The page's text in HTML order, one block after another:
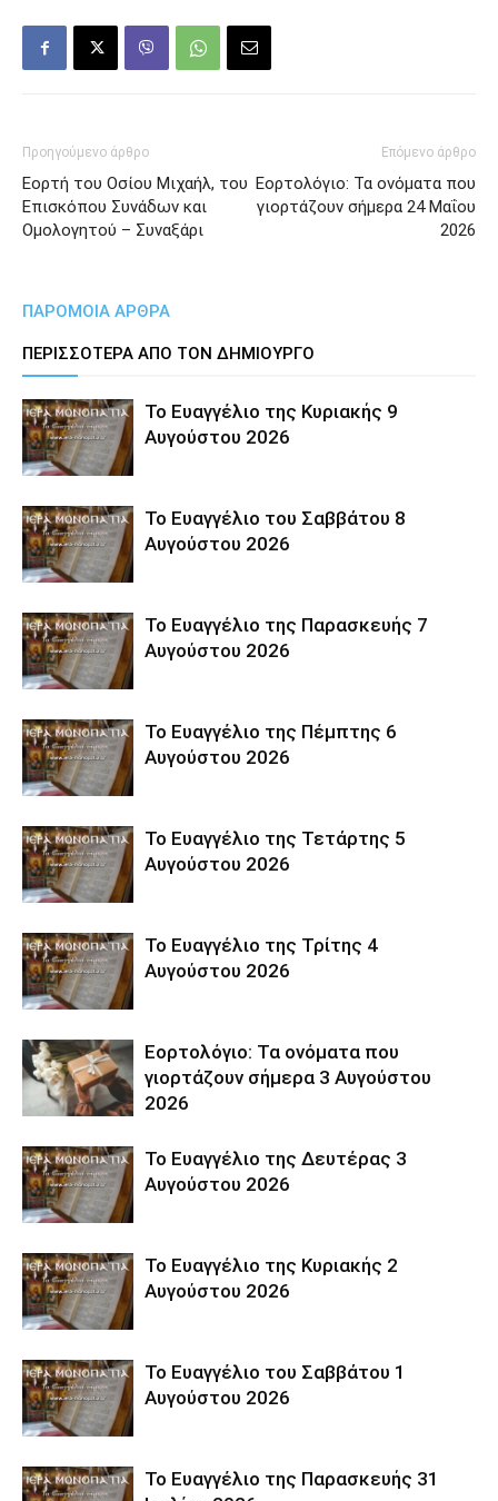
Προηγούμενο άρθρο
Εορτή του Οσίου Μιχαήλ, του
Επισκόπου Συνάδων και
Ομολογητού – Συναξάρι
Επόμενο άρθρο
Εορτολόγιο: Τα ονόματα που
γιορτάζουν σήμερα 24 Μαΐου
2026
ΠΑΡΟΜΟΙΑ ΑΡΘΡΑ
ΠΕΡΙΣΣΟΤΕΡΑ ΑΠΟ ΤΟΝ ΔΗΜΙΟΥΡΓΟ
Το Ευαγγέλιο της Κυριακής 9
Αυγούστου 2026
Το Ευαγγέλιο του Σαββάτου 8
Αυγούστου 2026
Το Ευαγγέλιο της Παρασκευής 7
Αυγούστου 2026
Το Ευαγγέλιο της Πέμπτης 6
Αυγούστου 2026
Το Ευαγγέλιο της Τετάρτης 5
Αυγούστου 2026
Το Ευαγγέλιο της Τρίτης 4
Αυγούστου 2026
Εορτολόγιο: Τα ονόματα που
γιορτάζουν σήμερα 3 Αυγούστου
2026
Το Ευαγγέλιο της Δευτέρας 3
Αυγούστου 2026
Το Ευαγγέλιο της Κυριακής 2
Αυγούστου 2026
Το Ευαγγέλιο του Σαββάτου 1
Αυγούστου 2026
Το Ευαγγέλιο της Παρασκευής 31